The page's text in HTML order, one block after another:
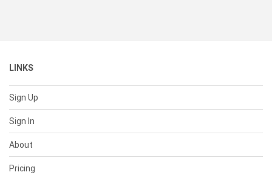
LINKS
Sign Up
Sign In
About
Pricing